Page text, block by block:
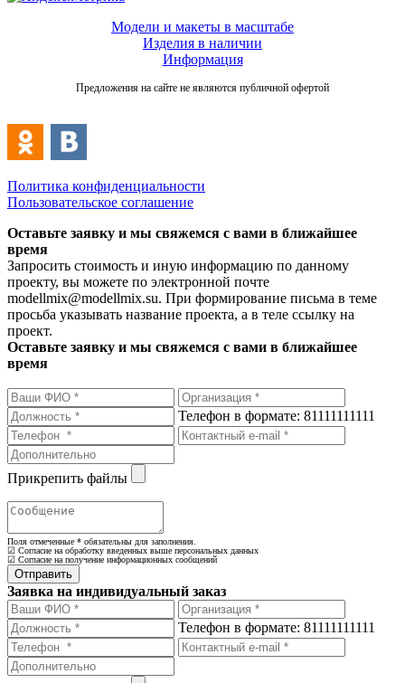
Модели и макеты в масштабе
Изделия в наличии
Информация
Предложения на сайте не являются публичной офертой
Политика конфиденциальности
Пользовательское соглашение
Оставьте заявку и мы свяжемся с вами в ближайшее
время
Запросить стоимость и иную информацию по данному
проекту, вы можете по электронной почте
modellmix@modellmix.su. При формирование письма в теме
просьба указывать название проекта, а в теле ссылку на
проект.
Оставьте заявку и мы свяжемся с вами в ближайшее
время
Телефон в формате: 81111111111
Прикрепить файлы
Поля отмеченные * обязательны для заполнения.
☑ Согласие на обработку введенных выше персональных данных
☑ Согласие на получение информационных сообщений
Заявка на индивидуальный заказ
Телефон в формате: 81111111111